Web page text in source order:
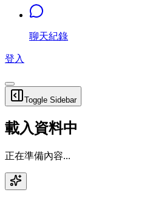
聊天紀錄
登入
Toggle Sidebar
載入資料中
正在準備內容...